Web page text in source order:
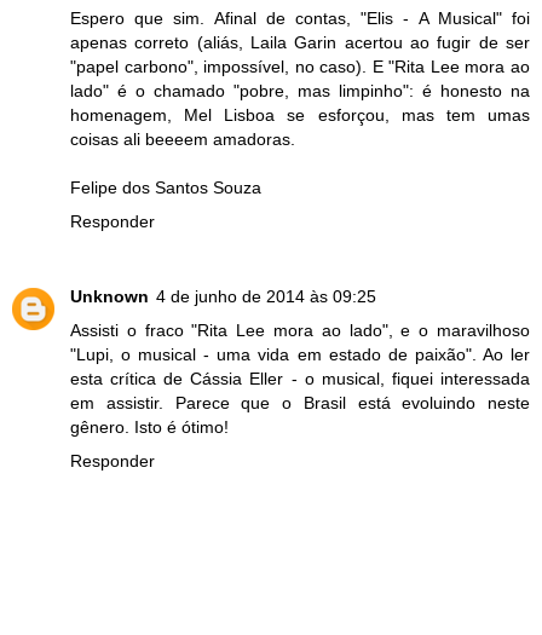
Espero que sim. Afinal de contas, "Elis - A Musical" foi
apenas correto (aliás, Laila Garin acertou ao fugir de ser
"papel carbono", impossível, no caso). E "Rita Lee mora ao
lado" é o chamado "pobre, mas limpinho": é honesto na
homenagem, Mel Lisboa se esforçou, mas tem umas
coisas ali beeeem amadoras.
Felipe dos Santos Souza
Responder
Unknown 4 de junho de 2014 às 09:25
Assisti o fraco "Rita Lee mora ao lado", e o maravilhoso
"Lupi, o musical - uma vida em estado de paixão". Ao ler
esta crítica de Cássia Eller - o musical, fiquei interessada
em assistir. Parece que o Brasil está evoluindo neste
gênero. Isto é ótimo!
Responder